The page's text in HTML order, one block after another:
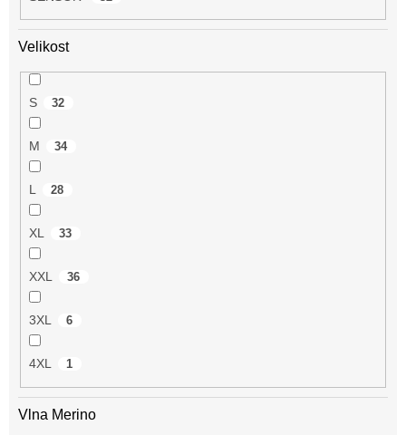
Velikost
S 32
M 34
L 28
XL 33
XXL 36
3XL 6
4XL 1
Vlna Merino